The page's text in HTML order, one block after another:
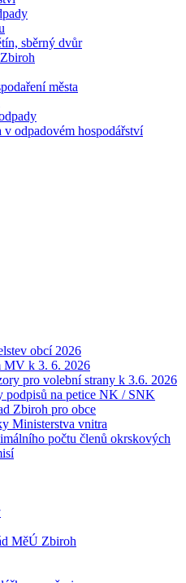
sběrný dvůr
města
v odpadovém hospodářství
obcí 2026
MV k 3. 6. 2026
pro volební strany k 3.6. 2026
podpisů na petice NK / SNK
Zbiroh pro obce
Ministerstva vnitra
počtu členů okrskových
MěÚ Zbiroh